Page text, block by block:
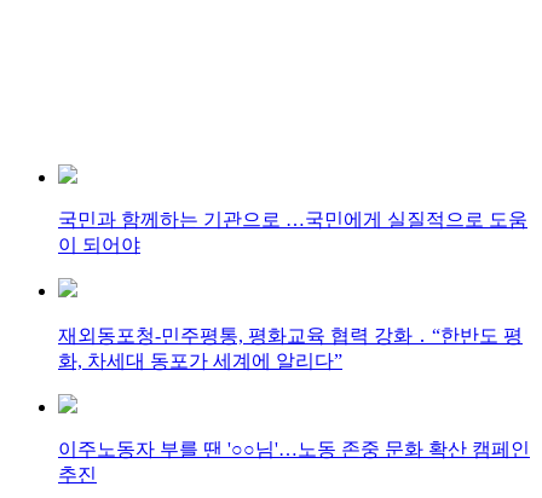
국민과 함께하는 기관으로 …국민에게 실질적으로 도움
이 되어야
재외동포청-민주평통, 평화교육 협력 강화 ․ “한반도 평
화, 차세대 동포가 세계에 알리다”
이주노동자 부를 땐 '○○님'…노동 존중 문화 확산 캠페인
추진